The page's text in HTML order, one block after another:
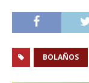
BOLAÑOS